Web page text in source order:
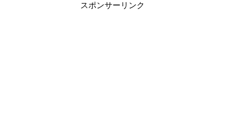
スポンサーリンク